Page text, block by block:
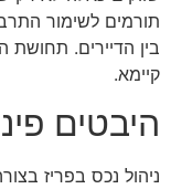
תורמים לשימור
בין הדיירים.
קיימא.
היבטים
ניהול נכס בפריז